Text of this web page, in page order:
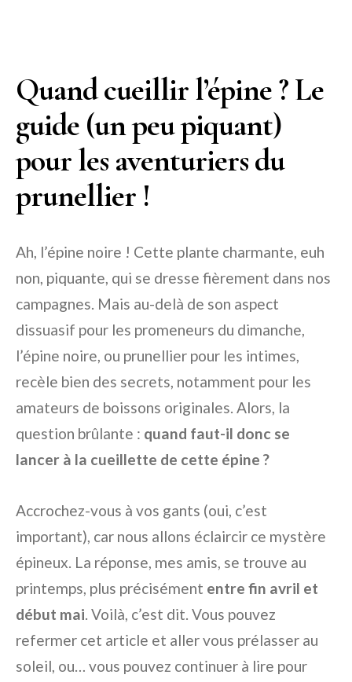
Quand cueillir l’épine ? Le
guide (un peu piquant)
pour les aventuriers du
prunellier !
Ah, l’épine noire ! Cette plante charmante, euh
non, piquante, qui se dresse fièrement dans nos
campagnes. Mais au-delà de son aspect
dissuasif pour les promeneurs du dimanche,
l’épine noire, ou prunellier pour les intimes,
recèle bien des secrets, notamment pour les
amateurs de boissons originales. Alors, la
question brûlante : quand faut-il donc se
lancer à la cueillette de cette épine ?
Accrochez-vous à vos gants (oui, c’est
important), car nous allons éclaircir ce mystère
épineux. La réponse, mes amis, se trouve au
printemps, plus précisément entre fin avril et
début mai. Voilà, c’est dit. Vous pouvez
refermer cet article et aller vous prélasser au
soleil, ou… vous pouvez continuer à lire pour